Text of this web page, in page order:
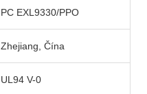
PC EXL9330/PPO
Zhejiang, Čína
UL94 V-0